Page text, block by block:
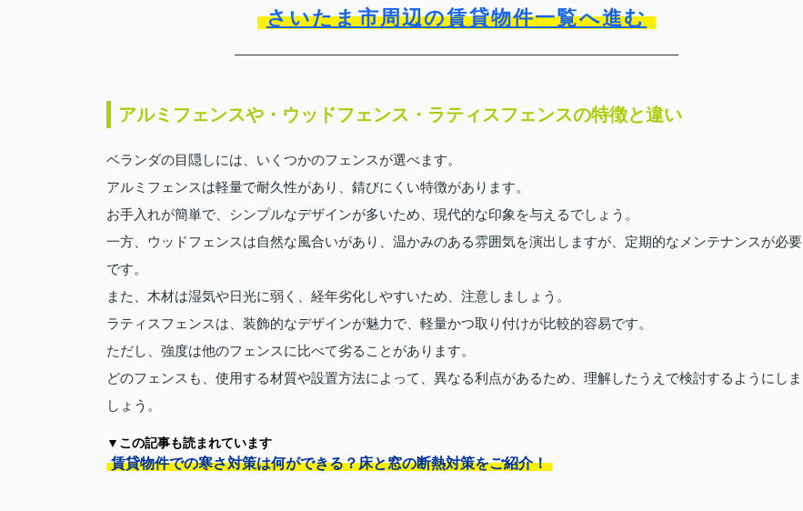
さいたま市周辺の賃貸物件一覧へ進む
アルミフェンスや・ウッドフェンス・ラティスフェンスの特徴と違い
ベランダの目隠しには、いくつかのフェンスが選べます。
アルミフェンスは軽量で耐久性があり、錆びにくい特徴があります。
お手入れが簡単で、シンプルなデザインが多いため、現代的な印象を与えるでしょう。
一方、ウッドフェンスは自然な風合いがあり、温かみのある雰囲気を演出しますが、定期的なメンテナンスが必要
です。
また、木材は湿気や日光に弱く、経年劣化しやすいため、注意しましょう。
ラティスフェンスは、装飾的なデザインが魅力で、軽量かつ取り付けが比較的容易です。
ただし、強度は他のフェンスに比べて劣ることがあります。
どのフェンスも、使用する材質や設置方法によって、異なる利点があるため、理解したうえで検討するようにしま
しょう。
▼この記事も読まれています
賃貸物件での寒さ対策は何ができる？床と窓の断熱対策をご紹介！